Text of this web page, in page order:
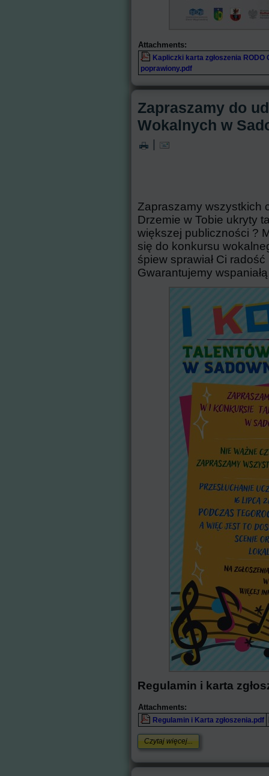
Attachments:
Kapliczki karta zgłoszenia RODO
poprawiony.pdf
Zapraszamy do
Wokalnych w
|
Zapraszamy wszystkich
Drzemie w Tobie ukryty
większej publiczności ?
się do konkursu
śpiew sprawiał Ci radość
Gwarantujemy
Regulamin i karta
Attachments:
Regulamin i Karta zgłoszenia.pdf
Czytaj więcej...